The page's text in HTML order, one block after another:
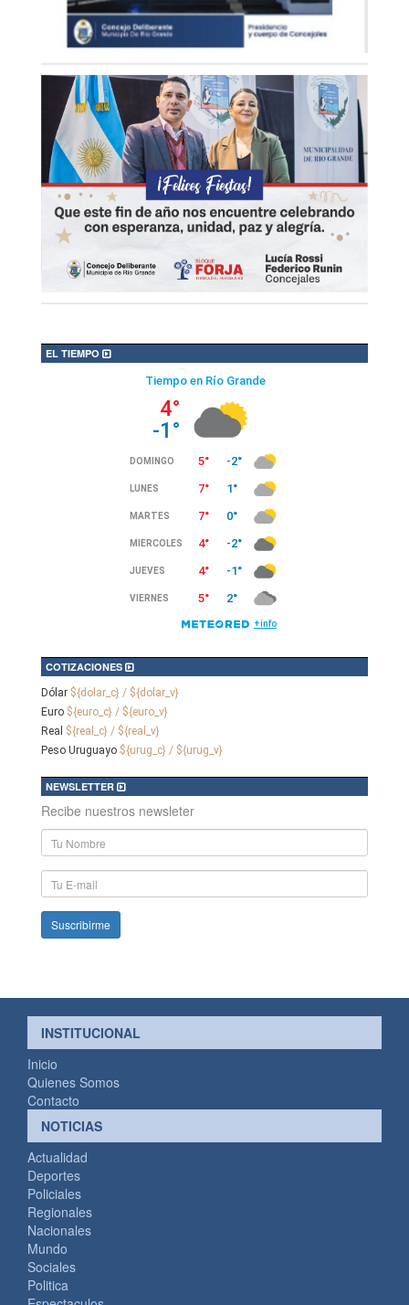
EL TIEMPO
COTIZACIONES
Dólar ${dolar_c} / ${dolar_v}
Euro ${euro_c} / ${euro_v}
Real ${real_c} / ${real_v}
Peso Uruguayo ${urug_c} / ${urug_v}
NEWSLETTER
Recibe nuestros newsleter
Nombre
y
Apellido
E-
mail
INSTITUCIONAL
Inicio
Quienes Somos
Contacto
NOTICIAS
Actualidad
Deportes
Policiales
Regionales
Nacionales
Mundo
Sociales
Politica